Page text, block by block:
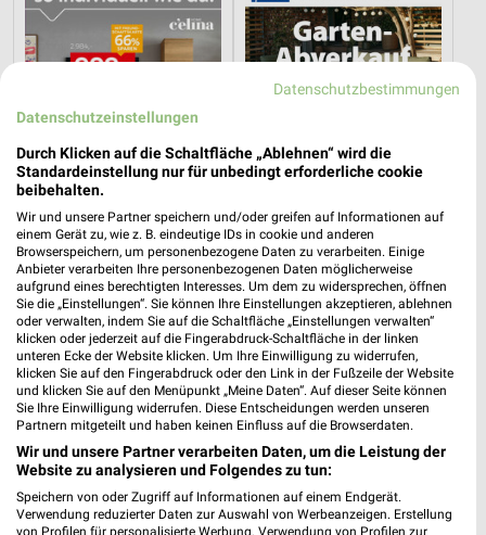
26,8 km
Wohnideen so individuell wie du!
Gültig bis Fr. 14.08.
2,5 km
Gartenabverkauf
Gültig bis Sa. 15.08.
JYSK ROLLER
Datenschutzbestimmungen
Datenschutzeinstellungen
Durch Klicken auf die Schaltfläche „Ablehnen“ wird die
Standardeinstellung nur für unbedingt erforderliche cookie
beibehalten.
Wir und unsere Partner speichern und/oder greifen auf Informationen auf
einem Gerät zu, wie z. B. eindeutige IDs in cookie und anderen
Browserspeichern, um personenbezogene Daten zu verarbeiten. Einige
Anbieter verarbeiten Ihre personenbezogenen Daten möglicherweise
aufgrund eines berechtigten Interesses. Um dem zu widersprechen, öffnen
Sie die „Einstellungen“. Sie können Ihre Einstellungen akzeptieren, ablehnen
oder verwalten, indem Sie auf die Schaltfläche „Einstellungen verwalten“
klicken oder jederzeit auf die Fingerabdruck-Schaltfläche in der linken
unteren Ecke der Website klicken. Um Ihre Einwilligung zu widerrufen,
klicken Sie auf den Fingerabdruck oder den Link in der Fußzeile der Website
und klicken Sie auf den Menüpunkt „Meine Daten“. Auf dieser Seite können
Sie Ihre Einwilligung widerrufen. Diese Entscheidungen werden unseren
Partnern mitgeteilt und haben keinen Einfluss auf die Browserdaten.
Wir und unsere Partner verarbeiten Daten, um die Leistung der
Website zu analysieren und Folgendes zu tun:
Speichern von oder Zugriff auf Informationen auf einem Endgerät.
Verwendung reduzierter Daten zur Auswahl von Werbeanzeigen. Erstellung
von Profilen für personalisierte Werbung. Verwendung von Profilen zur